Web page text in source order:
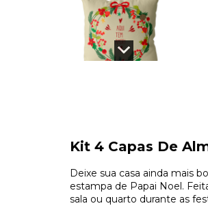
Kit 4 Capas De
Deixe sua casa ainda mais
estampa de Papai Noel.
sala ou quarto durante as